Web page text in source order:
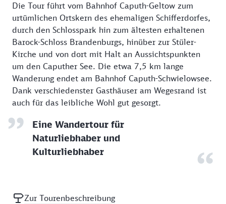
Die Tour führt vom Bahnhof Caputh-Geltow zum
urtümlichen Ortskern des ehemaligen Schifferdorfes,
durch den Schlosspark hin zum ältesten erhaltenen
Barock-Schloss Brandenburgs, hinüber zur Stüler-
Kirche und von dort mit Halt an Aussichtspunkten
um den Caputher See. Die etwa 7,5 km lange
Wanderung endet am Bahnhof Caputh-Schwielowsee.
Dank verschiedenster Gasthäuser am Wegesrand ist
auch für das leibliche Wohl gut gesorgt.
Eine Wandertour für
Naturliebhaber und
Kulturliebhaber
Zur Tourenbeschreibung